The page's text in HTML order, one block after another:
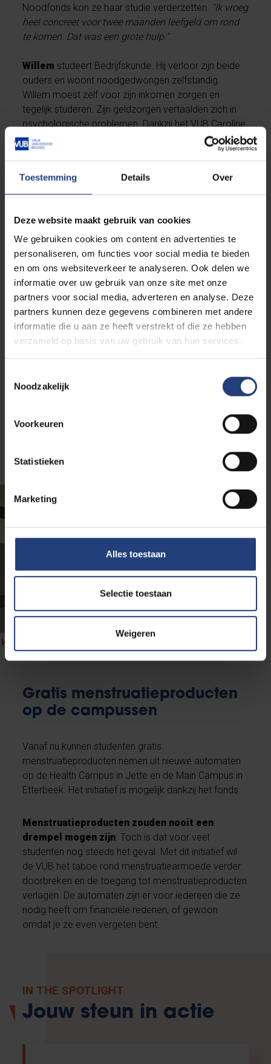
Toestemming Details Over
Deze website maakt gebruik van cookies
We gebruiken cookies om content en advertenties te
personaliseren, om functies voor social media te bieden
en om ons websiteverkeer te analyseren. Ook delen we
informatie over uw gebruik van onze site met onze
partners voor social media, adverteren en analyse. Deze
partners kunnen deze gegevens combineren met andere
informatie die u aan ze heeft verstrekt of die ze hebben
verzameld op basis van uw gebruik van hun services.
Noodzakelijk
Voorkeuren
Statistieken
Marketing
Alles toestaan
Selectie toestaan
Weigeren
Noodfonds kon ze haar studie verderzetten. "Ik vroeg
heel concreet voor twee maanden leefgeld om rond
te komen. Dat was een grote hulp."
Willem studeert Bedrijfskunde. Hij verloor zijn beide
ouders en woont noodgedwongen zelfstandig.
Willem moest zelf voor zijn inkomen zorgen en
tegelijk studeren. Zijn geldzorgen vertaalden zich in
psychologische problemen. Dankzij het VUB Caroline
Pauwels Noodfonds kan Willem voltijds blijven
studeren en moet hij zijn kostbare studietijd niet
psychologische begeleiding via de VUB. Zo zal hij zijn
doel behalen.
aangaan om zijn opleiding Management te kunnen
starten. Hij verloor zijn studentenjob waardoor hij zijn
maandelijkse aflossingen niet meer kon betalen. De
schulden stapelden zich op. Gelukkig kreeg hij snel
hulp via het Noodfonds om zijn huur en cursussen te
betalen. Op die manier kon Fernando zijn studies
zorgeloos voortzetten.
Vending machine met gratis menstruatieproducten
Gratis menstruatieproducten
op de campussen
Vanaf nu kunnen studenten gratis
menstruatieproducten nemen uit nieuwe automaten
op de Health Campus in Jette en de Main Campus in
Etterbeek. Het initiatief is mogelijk dankzij het fonds.
Menstruatieproducten zouden nooit een
drempel mogen zijn. Toch is dat voor veel
studenten nog steeds het geval. Met dit initiatief wil
de VUB het taboe rond menstruatiearmoede verder
doorbreken en de toegang tot menstruatieproducten
verlagen. De automaten zijn er voor iedereen die ze
nodig heeft om financiële redenen, of gewoon
omdat je ze even vergeten bent.
IN THE SPOTLIGHT
Jouw steun in actie